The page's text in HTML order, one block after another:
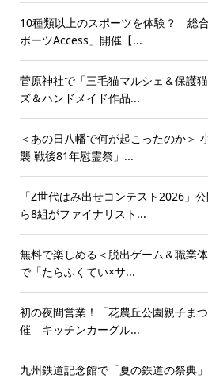
10種類以上のスポーツを体験？ 総
ポーツAccess」開催【...
菅原神社で「三毛猫マルシェ＆保護
ズ＆ハンドメイド作品...
＜あの日八幡で何が起こったのか＞
襲 戦後81年慰霊祭」...
「Z世代はみ出せコンテスト2026」
ら8組がファイナリスト...
無料で楽しめる＜脱出ゲーム＆職業
で「たらふくてい×サ...
初の夜間営業！「花農丘公園親子ま
催 キッチンカーグル...
九州鉄道記念館で「夏の鉄道の祭典